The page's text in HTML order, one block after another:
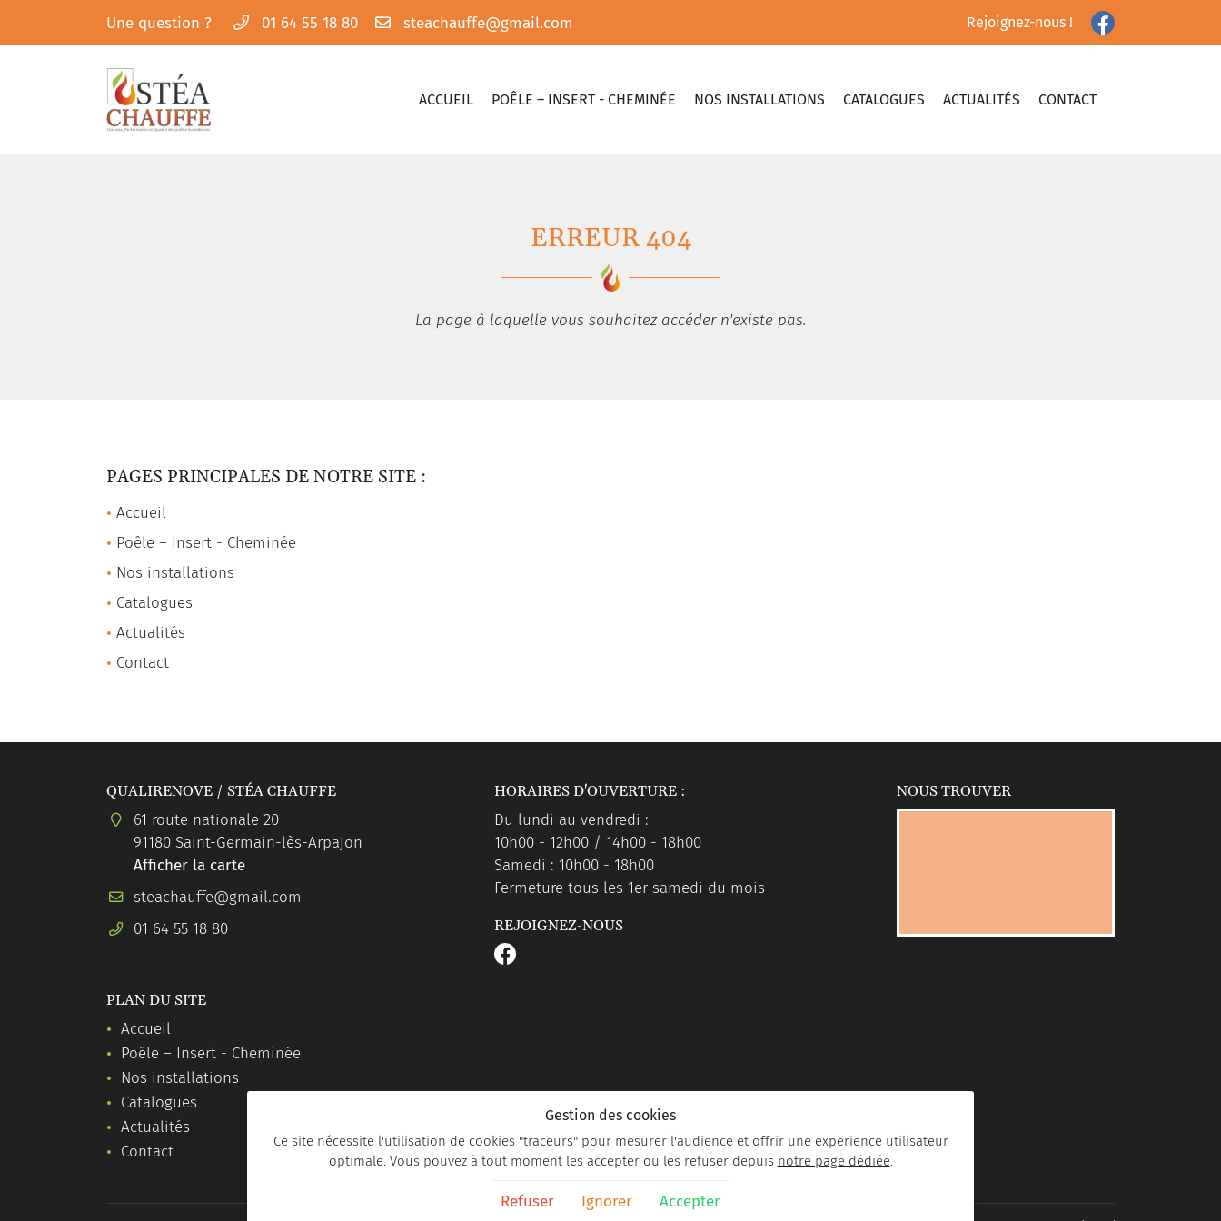
Une question ? 01 64 55 18 80 Rejoignez-nous !
ACCUEIL POÊLE – INSERT - CHEMINÉE NOS INSTALLATIONS CATALOGUES ACTUALITÉS CONTACT
61 route nationale 20
91180 Saint-Germain-lès-Arpajon
01 64 55 18 80
INSCRIPTION
ERREUR 404
La page à laquelle vous souhaitez accéder n'existe pas.
PAGES PRINCIPALES DE NOTRE SITE :
Accueil
Poêle – Insert - Cheminée
Nos installations
Catalogues
Actualités
Contact
QUALIRENOVE / STÉA CHAUFFE
61 route nationale 20
91180 Saint-Germain-lès-Arpajon
Afficher la carte
01 64 55 18 80
HORAIRES D'OUVERTURE :
Du lundi au vendredi :
10h00 - 12h00 / 14h00 - 18h00
Samedi : 10h00 - 18h00
Fermeture tous les 1er samedi du mois
REJOIGNEZ-NOUS
NOUS TROUVER
PLAN DU SITE
Accueil
Poêle – Insert - Cheminée
Nos installations
Catalogues
Actualités
Contact
Gestion des cookies
Ce site nécessite l'utilisation de cookies "traceurs" pour mesurer l'audience et offrir une experience utilisateur
optimale. Vous pouvez à tout moment les accepter ou les refuser depuis notre page dédiée.
Refuser Ignorer Accepter